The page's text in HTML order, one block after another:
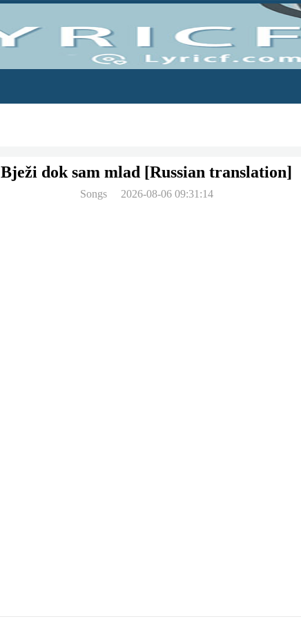
Bježi dok sam mlad [Russian translation]
Songs
2026-08-06 09:31:14